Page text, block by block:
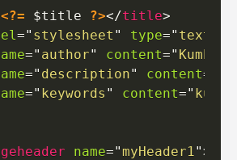
<?= $title ?></title>
=" stylesheet " type=" text/
=" author" content="
=" description" content=
=" keywords " content="
name="myHeader1">